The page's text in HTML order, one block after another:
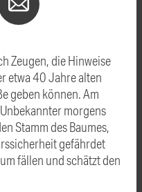
Zeugen, die Hinweise
etwa 40 Jahre alten
geben können. Am
morgens
Stamm des Baumes,
gefährdet
fällen und schätzt den